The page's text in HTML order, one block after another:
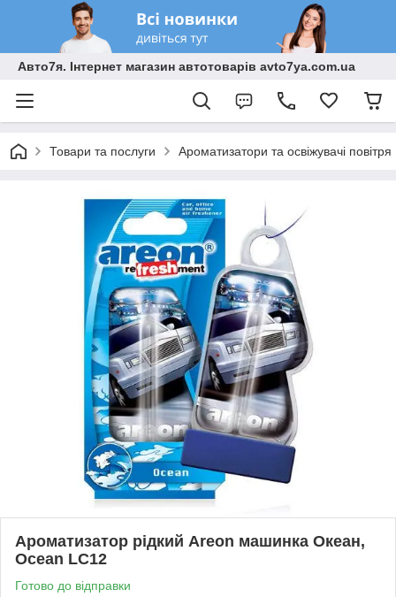
Авто7я. Інтернет магазин автотоварів avto7ya.com.ua
Товари та послуги Ароматизатори та освіжувачі повітря
Ароматизатор рідкий Areon машинка Океан,
Ocean LC12
Готово до відправки